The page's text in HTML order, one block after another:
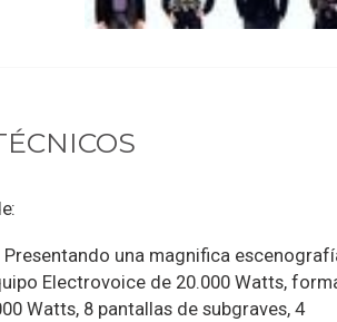
una magnifica
Electrovoice de 20.000 Watts,
Watts, 8 pantallas de subgraves, 4